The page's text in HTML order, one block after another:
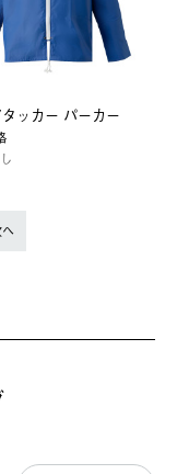
ッカー パーカー
へ